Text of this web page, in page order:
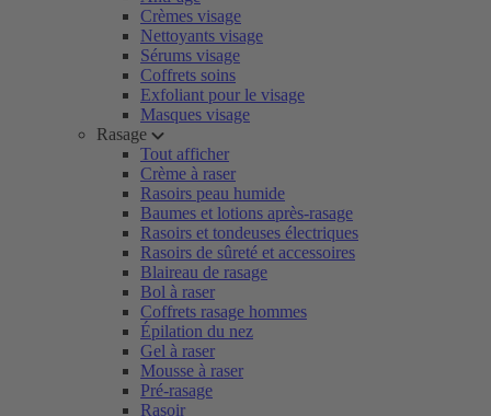
Crèmes visage
Nettoyants visage
Sérums visage
Coffrets soins
Exfoliant pour le visage
Masques visage
Rasage
Tout afficher
Crème à raser
Rasoirs peau humide
Baumes et lotions après-rasage
Rasoirs et tondeuses électriques
Rasoirs de sûreté et accessoires
Blaireau de rasage
Bol à raser
Coffrets rasage hommes
Épilation du nez
Gel à raser
Mousse à raser
Pré-rasage
Rasoir